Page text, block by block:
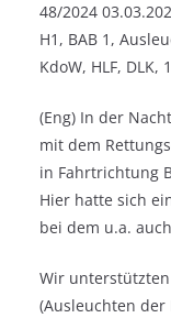
48/2024
H1, BAB 1,
KdoW, HLF,
(Eng) In der
mit dem
in Fahrtrichtung
Hier hatte sich
bei dem u.a.
Wir
(Ausleuchten